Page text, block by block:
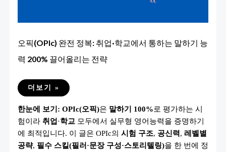
오픽(OPIc) 완전 정복: 취업·학교에서 통하는 말하기 능
력 200% 끌어올리는 전략
오
완
전
정
복:
취
업
더보기 »
한눈에 보기: OPIc(오픽)은 말하기 100%로 평가하는 시
험이라 취업·학교 모두에서 실무형 영어능력을 증명하기
에 최적입니다. 이 글은 OPIc의 시험 구조, 공신력, 레벨별
공략, 필수 스킬(필러·문장 구성·스토리텔링)을 한 번에 정